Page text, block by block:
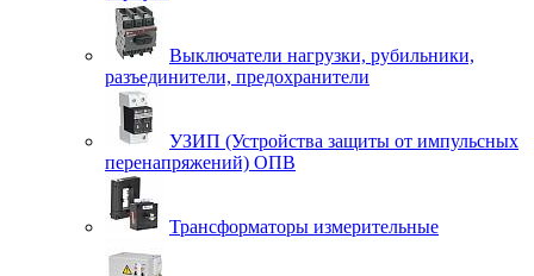
Выключатели нагрузки, рубильники,
разъединители, предохранители
УЗИП (Устройства защиты от импульсных
перенапряжений) ОПВ
Трансформаторы измерительные